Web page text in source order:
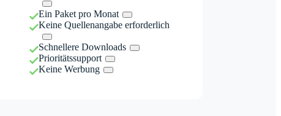
Ein Paket pro Monat
Keine Quellenangabe erforderlich
Schnellere Downloads
Prioritätssupport
Keine Werbung